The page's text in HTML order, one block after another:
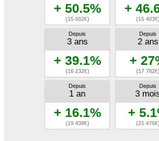
+ 50.5%
(15 002€)
+
(15 403€)
Depuis
3 ans
+ 39.1%
(16 232€)
Depuis
2 ans
+
(17 782€)
Depuis
1 an
+ 16.1%
(19 439€)
Depuis
3
+
(21 475€)